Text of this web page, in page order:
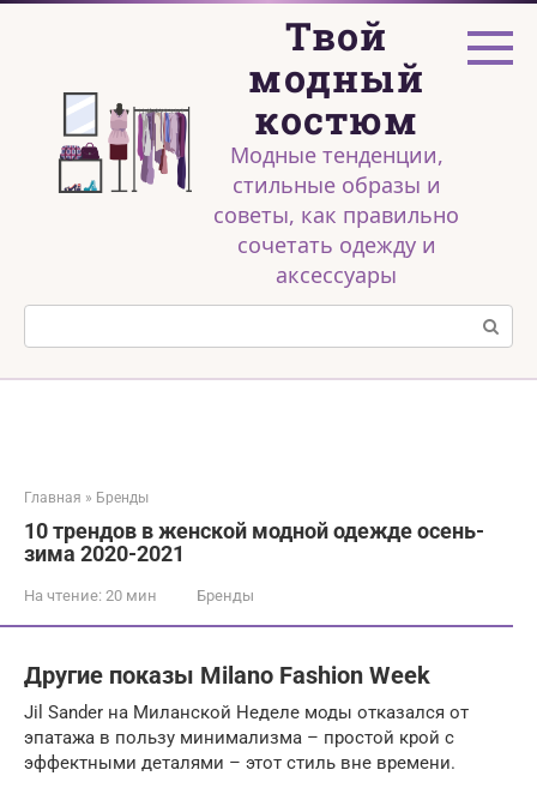
Перейти
Твой
модный
костюм
Модные тенденции,
стильные образы и
советы, как правильно
сочетать одежду и
аксессуары
Поиск:
Главная » Бренды
10 трендов в женской модной одежде осень-
зима 2020-2021
На чтение: 20 мин Бренды
Другие показы Milano Fashion Week
Jil Sander на Миланской Неделе моды отказался от
эпатажа в пользу минимализма – простой крой с
эффектными деталями – этот стиль вне времени.